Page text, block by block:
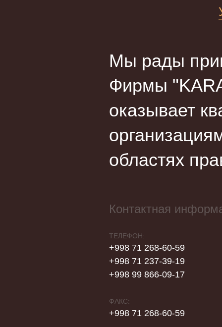
Мы рады
Фирмы
оказывает
областях
Контактная
ТЕЛЕФОН:
+998 71 268-60-59
+998 71 237-39-19
+998 99 866-09-17
ФАКС:
+998 71 268-60-59